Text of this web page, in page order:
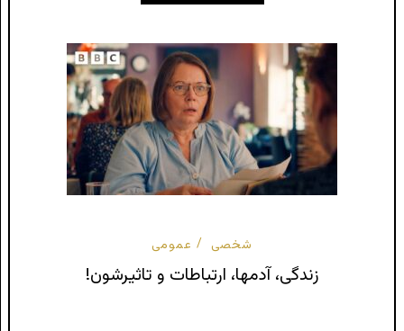
شخصی عمومی
زندگی، آدمها، ارتباطات و تاثیرشون!